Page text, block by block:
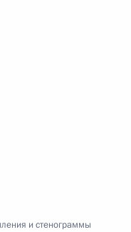
и стенограммы